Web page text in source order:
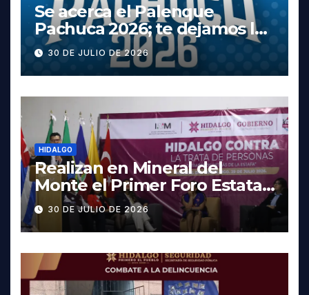
Se acerca el Palenque
Pachuca 2026; te dejamos la
cartelera completa, las
fechas y los precios
30 DE JULIO DE 2026
HIDALGO
Realizan en Mineral del
Monte el Primer Foro Estatal
contra la Trata de Personas
30 DE JULIO DE 2026